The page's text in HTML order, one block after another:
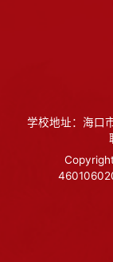
学校地址：海口